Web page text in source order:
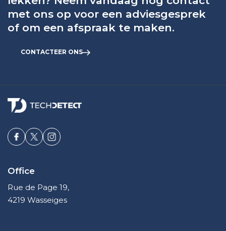
met ons op voor een adviesgesprek
of om een afspraak te maken.
CONTACTEER ONS
Office
Rue de Page 19,
4219 Wasseiges